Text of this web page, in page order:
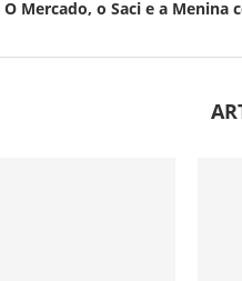
O Mercado, o Saci e a Menina